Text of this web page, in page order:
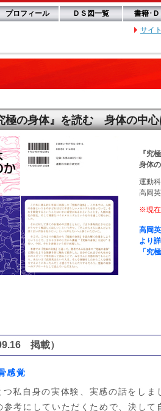
プロフィール ＤＳ図一覧 書籍･Ｄ
サイ
の身体』を読む 身体の中心
『究
身体
運動
高岡
※現在
高岡
より
「究
掲載）
感覚
つ私自身の実体験、実感の話をしま
参考にしていただくためで、決して